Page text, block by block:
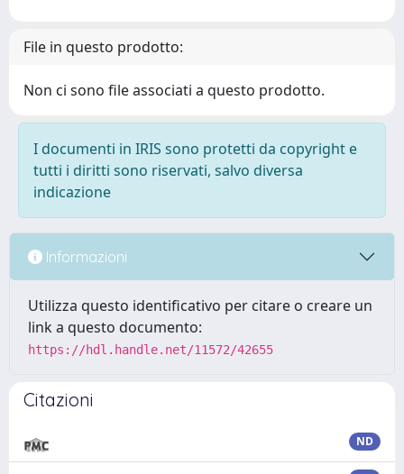
File in questo prodotto:
Non ci sono file associati a questo prodotto.
I documenti in IRIS sono protetti da copyright e
tutti i diritti sono riservati, salvo diversa
indicazione
Informazioni
Utilizza questo identificativo per citare o creare un
link a questo documento:
https://hdl.handle.net/11572/42655
Citazioni
ND